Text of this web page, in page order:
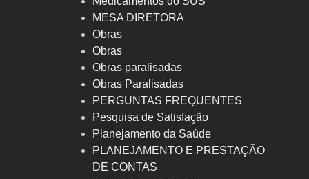
MESA DIRETORA
Obras
Obras
Obras paralisadas
Obras Paralisadas
PERGUNTAS FREQUENTES
Pesquisa de Satisfação
Planejamento da Saúde
PLANEJAMENTO E PRESTAÇÃO
DE CONTAS